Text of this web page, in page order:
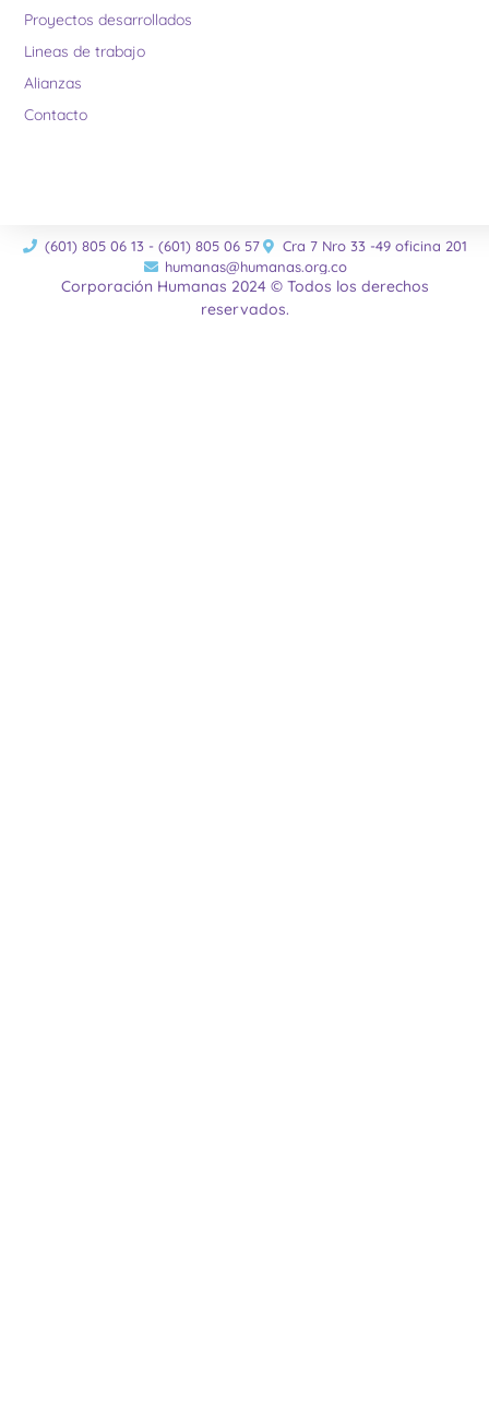
Proyectos desarrollados
Lineas de trabajo
Alianzas
Contacto
(601) 805 06 13 - (601) 805 06 57
Cra 7 Nro 33 -49 oficina 201
humanas@humanas.org.co
Corporación Humanas 2024 © Todos los derechos
reservados.